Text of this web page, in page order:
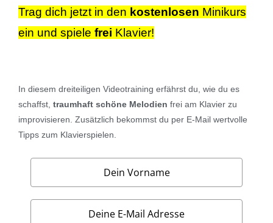
Trag dich jetzt in den kostenlosen Minikurs
ein und spiele frei Klavier!
In diesem dreiteiligen Videotraining erfährst du, wie du es
schaffst, traumhaft schöne Melodien frei am Klavier zu
improvisieren. Zusätzlich bekommst du per E-Mail wertvolle
Tipps zum Klavierspielen.